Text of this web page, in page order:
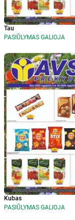
Tau
PASIŪLYMAS GALIOJA
Kubas
PASIŪLYMAS GALIOJA